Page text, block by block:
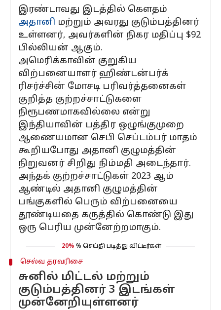
இரண்டாவது இடத்தில் கௌதம்
அதானி மற்றும் அவரது குடும்பத்தினர்
உள்ளனர், அவர்களின் நிகர மதிப்பு $92
பில்லியன் ஆகும்.
அமெரிக்காவின் குறுகிய
விற்பனையாளர் ஹிண்டன்பர்க்
ரிசர்ச்சின் மோசடி பரிவர்த்தனைகள்
குறித்த குற்றச்சாட்டுகளை
நிரூபணமாகவில்லை என்று
இந்தியாவின் பத்திர ஒழுங்குமுறை
ஆணையமான செபி செப்டம்பர் மாதம்
கூறியபோது அதானி குழுமத்தின்
நிறுவனர் சிறிது நிம்மதி அடைந்தார்.
அந்தக் குற்றச்சாட்டுகள் 2023 ஆம்
ஆண்டில் அதானி குழுமத்தின்
பங்குகளில் பெரும் விற்பனையை
தூண்டியதை கருத்தில் கொண்டு இது
ஒரு பெரிய முன்னேற்றமாகும்.
20% % செய்தி படித்து விட்டீர்கள்
செல்வ தரவரிசை
சுனில் மிட்டல் மற்றும்
குடும்பத்தினர் 3 இடங்கள்
முன்னேறியுள்ளனர்